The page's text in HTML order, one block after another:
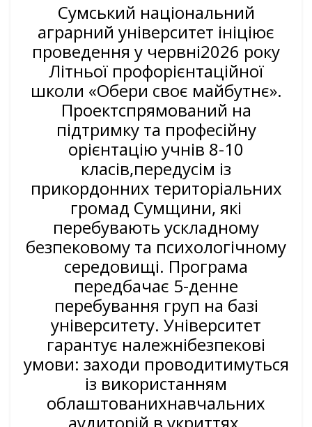
Сумський національний
аграрний університет ініціює
проведення у червні2026 року
Літньої профорієнтаційної
школи «Обери своє майбутнє».
Проектспрямований на
підтримку та професійну
орієнтацію учнів 8-10
класів,передусім із
прикордонних територіальних
громад Сумщини, які
перебувають ускладному
безпековому та психологічному
середовищі. Програма
передбачає 5-денне
перебування груп на базі
університету. Університет
гарантує належнібезпекові
умови: заходи проводитимуться
із використанням
облаштованихнавчальних